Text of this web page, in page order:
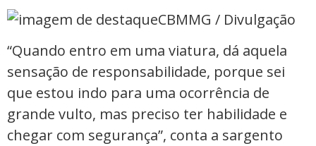
CBMMG / Divulgação
“Quando entro em uma viatura, dá aquela
sensação de responsabilidade, porque sei
que estou indo para uma ocorrência de
grande vulto, mas preciso ter habilidade e
chegar com segurança”, conta a sargento